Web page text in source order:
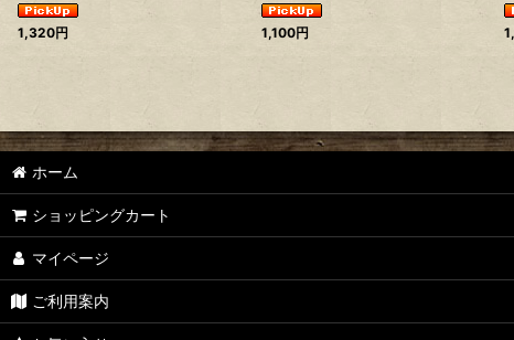
1,320円 1,100円
ホーム
ショッピングカート
マイページ
ご利用案内